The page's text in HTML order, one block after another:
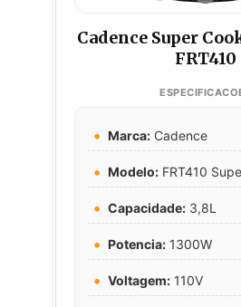
Cadence Super
FRT410
Marca: Cadence
Modelo: FRT410
Capacidade: 3,8L
Potencia: 1300W
Voltagem: 110V